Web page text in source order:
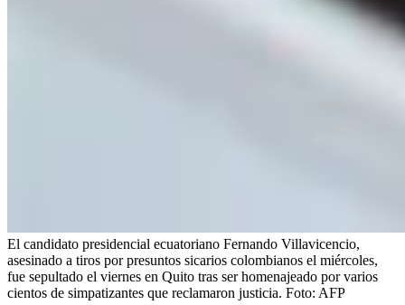
El candidato presidencial ecuatoriano Fernando Villavicencio,
asesinado a tiros por presuntos sicarios colombianos el miércoles,
fue sepultado el viernes en Quito tras ser homenajeado por varios
cientos de simpatizantes que reclamaron justicia. Foto: AFP